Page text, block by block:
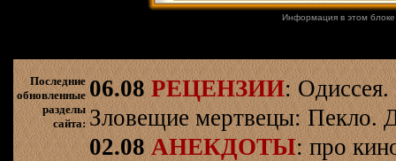
Информация в этом
Последние
обновленные
разделы
сайта:
06.08 РЕЦЕНЗИИ:
Зловещие мертвецы: Пекло.
02.08 АНЕКДОТЫ: про